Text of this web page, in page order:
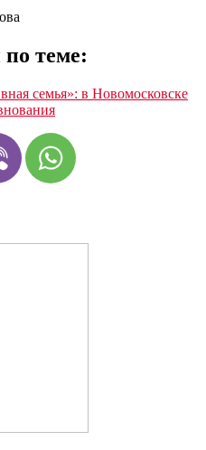
теме:
семья»: в Новомосковске